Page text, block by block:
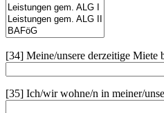
[34] Meine/unsere derzeitige Miete
[35] Ich/wir wohne/n in meiner/